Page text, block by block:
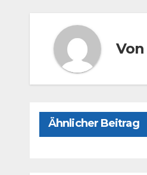
o
k
n
Von
Ähnlicher Beitrag